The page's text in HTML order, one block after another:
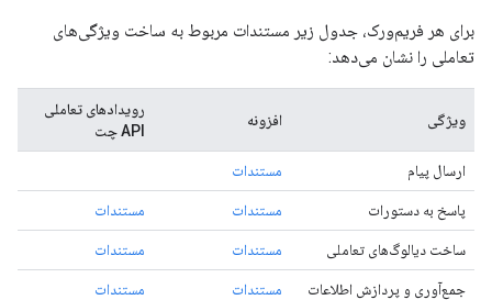
برای هر فریم‌ورک، جدول زیر مستندات مربوط به ساخت ویژگی‌های
تعاملی را نشان می‌دهد:
ویژگی افزونه
رویدادهای تعاملی
API چت
ارسال پیام مستندات
پاسخ به دستورات مستندات مستندات
ساخت دیالوگ‌های تعاملی مستندات مستندات
جمع‌آوری و پردازش اطلاعات مستندات مستندات